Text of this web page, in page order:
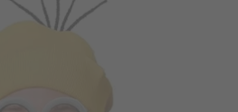
esperando por você.
CONTA